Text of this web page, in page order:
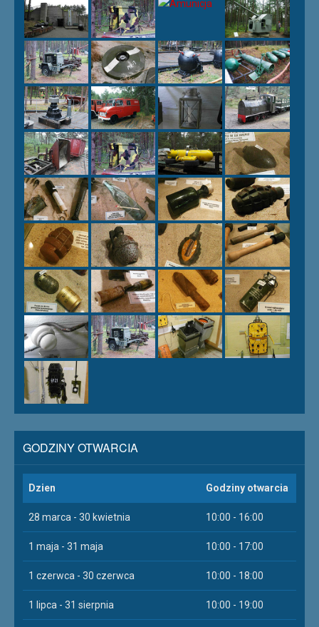
GODZINY OTWARCIA
Dzien Godziny otwarcia
28 marca - 30 kwietnia 10:00 - 16:00
1 maja - 31 maja 10:00 - 17:00
1 czerwca - 30 czerwca 10:00 - 18:00
1 lipca - 31 sierpnia 10:00 - 19:00